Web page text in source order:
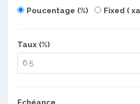
Poucentage (%) Fixed (
Taux (%)